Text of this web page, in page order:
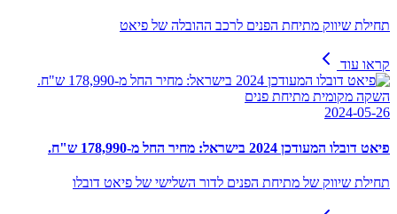
תחילת שיווק מתיחת הפנים לרכב ההובלה של פיאט
קראו עוד
השקה מקומית מתיחת פנים
2024-05-26
פיאט דובלו המעודכן 2024 בישראל: מחיר החל מ-178,990 ש"ח.
תחילת שיווק של מתיחת הפנים לדור השלישי של פיאט דובלו